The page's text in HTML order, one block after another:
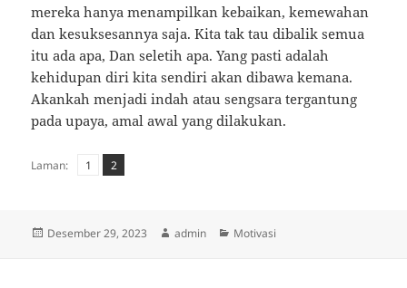
mereka hanya menampilkan kebaikan, kemewahan
dan kesuksesannya saja. Kita tak tau dibalik semua
itu ada apa, Dan seletih apa. Yang pasti adalah
kehidupan diri kita sendiri akan dibawa kemana.
Akankah menjadi indah atau sengsara tergantung
pada upaya, amal awal yang dilakukan.
Laman: Laman
1 ,
Laman
2
Diposkan
Desember 29, 2023 Penulis
admin Kategori
Motivasi